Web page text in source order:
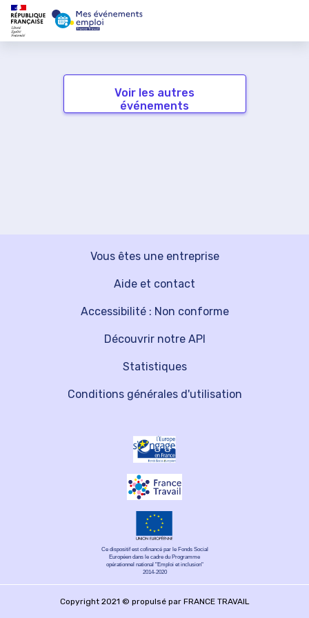
Voir les autres
événements
Vous êtes une entreprise
Découvrir notre API
Aide et contact
Statistiques
Accessibilité : Non conforme
Conditions générales d'utilisation
Ce dispositif est cofinancé par le Fonds Social
Européen dans le cadre du Programme
opérationnel national "Emploi et inclusion"
2014-2020
Copyright 2021 © propulsé par FRANCE TRAVAIL